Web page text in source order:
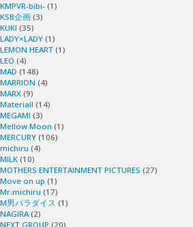
KMPVR-bibi- (1)
KSB企画 (3)
KUKI (35)
LADY×LADY (1)
LEMON HEART (1)
LEO (4)
MAD (148)
MARRION (4)
MARX (9)
Materiall (14)
MEGAMI (3)
Mellow Moon (1)
MERCURY (106)
michiru (4)
MILK (10)
MOTHERS ENTERTAINMENT PICTURES (27)
Move on up (1)
Mr.michiru (17)
M男パラダイス (1)
NAGIRA(2)
NEXT GROUP (20)